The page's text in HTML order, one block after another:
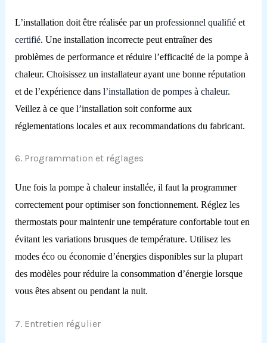
L’installation doit être réalisée par un professionnel qualifié et
certifié. Une installation incorrecte peut entraîner des
problèmes de performance et réduire l’efficacité de la pompe à
chaleur. Choisissez un installateur ayant une bonne réputation
et de l’expérience dans l’installation de pompes à chaleur.
Veillez à ce que l’installation soit conforme aux
réglementations locales et aux recommandations du fabricant.
6. Programmation et réglages
Une fois la pompe à chaleur installée, il faut la programmer
correctement pour optimiser son fonctionnement. Réglez les
thermostats pour maintenir une température confortable tout en
évitant les variations brusques de température. Utilisez les
modes éco ou économie d’énergies disponibles sur la plupart
des modèles pour réduire la consommation d’énergie lorsque
vous êtes absent ou pendant la nuit.
7. Entretien régulier